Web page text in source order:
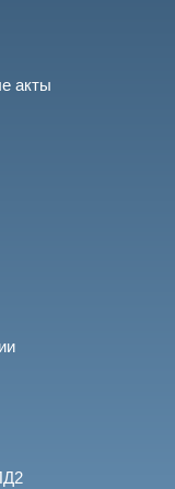
акты